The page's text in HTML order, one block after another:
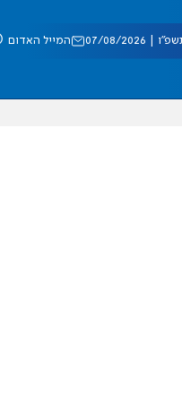
08/2026 המייל האדום